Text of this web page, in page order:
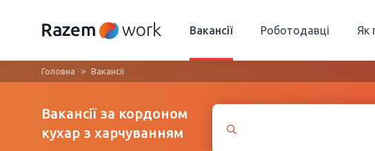
Вакансії Роботодавці Як
Головна Вакансії
Вакансії за кордоном
кухар з харчуванням